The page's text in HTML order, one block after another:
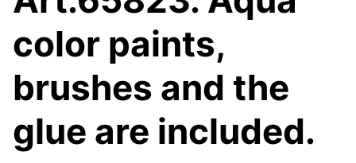
color paints,
brushes and the
glue are included.